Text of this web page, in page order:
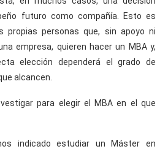
futuro como compañía. Esto es
propias personas que, sin apoyo ni
empresa, quieren hacer un MBA y,
elección dependerá el grado de
alcancen.
para elegir el MBA en el que
indicado estudiar un Máster en